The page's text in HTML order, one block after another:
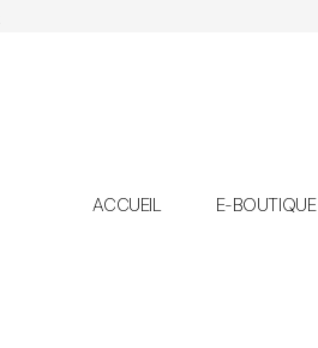
ACCUEIL E-BOUTIQUE